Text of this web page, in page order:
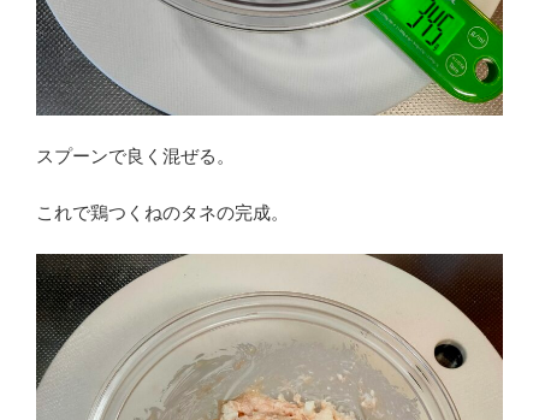
スプーンで良く混ぜる。
これで鶏つくねのタネの完成。